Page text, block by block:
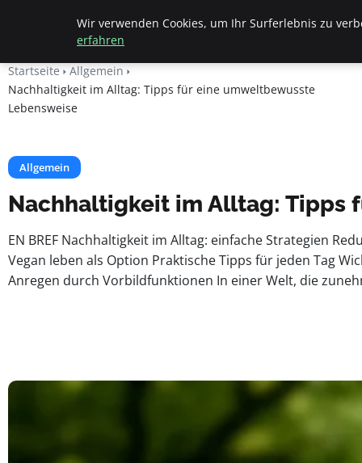
Apemania Shop
Startseite
Allgemein
Nachhaltigkeit im Alltag: Tipps für eine umweltbewusste
Lebensweise
Allgemein
Nachhaltigkeit im Alltag: Tipps
EN BREF Nachhaltigkeit im Alltag: einfache Strategien
Vegan leben als Option Praktische Tipps für jeden Tag
Anregen durch Vorbildfunktionen In einer Welt, die
Wir verwenden Cookies, um Ihr Surferlebnis zu
erfahren